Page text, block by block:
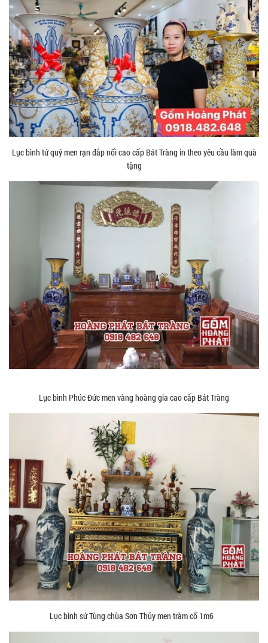
Lục bình tứ quý men rạn đắp nổi cao cấp Bát Tràng in theo yêu cầu làm quà
tặng
Lục bình Phúc Đức men vàng hoàng gia cao cấp Bát Tràng
Lục bình sứ Tùng chùa Sơn Thủy men tràm cổ 1m6